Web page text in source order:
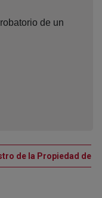
de un
de la Propiedad de
nueva